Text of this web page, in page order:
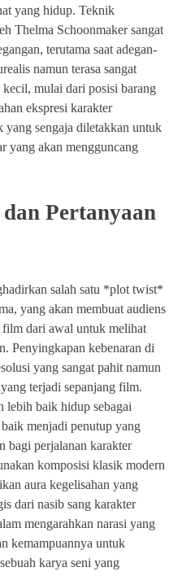
yang hidup. Teknik
Thelma Schoonmaker sangat
terutama saat adegan-
namun terasa sangat
mulai dari posisi barang
ekspresi karakter
yang sengaja diletakkan untuk
yang akan mengguncang
Pertanyaan
salah satu *plot twist*
yang akan membuat audiens
dari awal untuk melihat
Penyingkapan kebenaran di
yang sangat pahit namun
terjadi sepanjang film.
lebih baik hidup sebagai
menjadi penutup yang
bagi perjalanan karakter
komposisi klasik modern
aura kegelisahan yang
dari nasib sang karakter
mengarahkan narasi yang
kemampuannya untuk
karya seni yang